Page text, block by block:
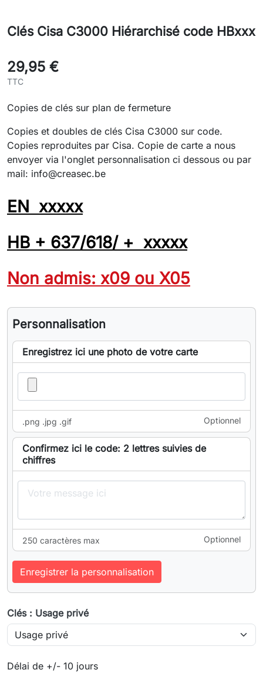
Clés Cisa C3000 Hiérarchisé code HBxxx
29,95 €
TTC
Copies de clés sur plan de fermeture
Copies et doubles de clés Cisa C3000 sur code.
Copies reproduites par Cisa. Copie de carte a nous
envoyer via l'onglet personnalisation ci dessous ou par
mail: info@creasec.be
EN xxxxx
HB + 637/618/ + xxxxx
Non admis: x09 ou X05
Personnalisation
Enregistrez ici une photo de votre carte
.png .jpg .gif Optionnel
Confirmez ici le code: 2 lettres suivies de
chiffres
250 caractères max Optionnel
Enregistrer la personnalisation
Clés : Usage privé
Délai de +/- 10 jours